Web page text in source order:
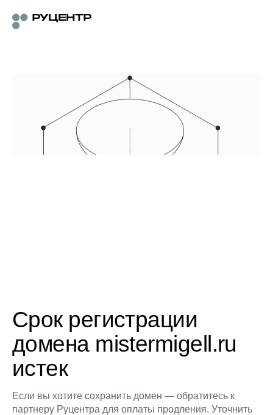
Срок регистрации
домена mistermigell.ru
истек
Если вы хотите сохранить домен — обратитесь к
партнеру Руцентра для оплаты продления. Уточнить